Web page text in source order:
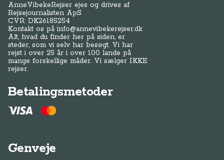
AnneVibekeRejser ejes og drives af
Rejsejournalisten ApS
CVR: DK26185254
Kontakt os påinfo@annevibekerejser.dk
Alt, hvad du finder her på siden, er
steder, som vi selv har besøgt. Vi har
rejst i over 25 år i over 100 lande på
mange forskellige måder. Vi sælger IKKE
rejser.
Betalingsmetoder
Genveje